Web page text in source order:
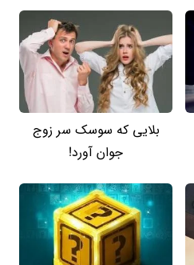
بلایی که سوسک سر زوج
جوان آورد!